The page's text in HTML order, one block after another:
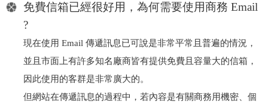
免費信箱已經很好用，為何需要使用商務 Email
?
現在使用 Email 傳遞訊息已可說是非常平常且普遍的情況，
並且市面上有許多知名廠商皆有提供免費且容量大的信箱，
因此使用的客群是非常廣大的。
但網站在傳遞訊息的過程中，若內容是有關商務用機密、個